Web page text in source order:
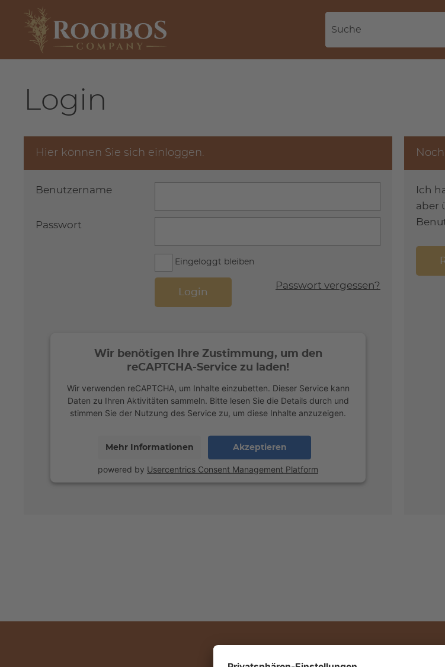
Login
Hier können Sie sich einloggen.
Benutzername
Passwort
Eingeloggt bleiben
Passwort vergessen?
Wir benötigen Ihre Zustimmung, um den
reCAPTCHA-Service zu laden!
Wir verwenden reCAPTCHA, um Inhalte einzubetten. Dieser Service kann
Daten zu Ihren Aktivitäten sammeln. Bitte lesen Sie die Details durch und
stimmen Sie der Nutzung des Service zu, um diese Inhalte anzuzeigen.
Mehr Informationen Akzeptieren
powered by Usercentrics Consent Management Platform
Ich
aber